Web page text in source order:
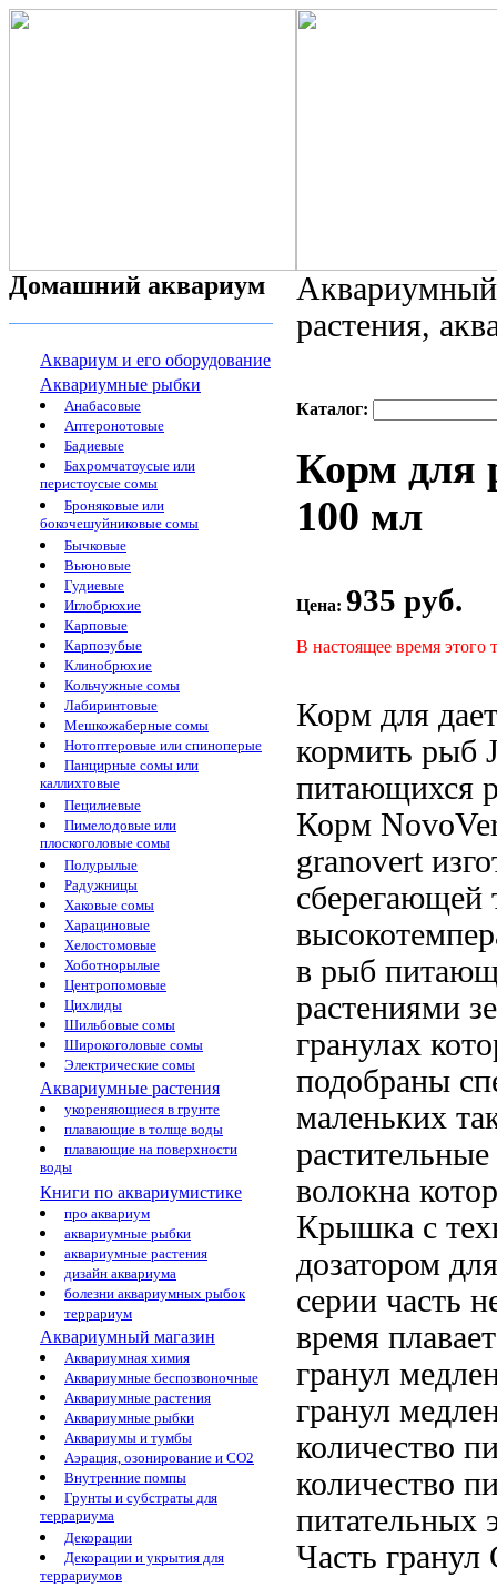
Домашний аквариум
Аквариум и его оборудование
Аквариумные рыбки
Анабасовые
Аптеронотовые
Бадиевые
Бахромчатоусые или
перистоусые сомы
Броняковые или
бокочешуйниковые сомы
Бычковые
Вьюновые
Гудиевые
Иглобрюхие
Карповые
Карпозубые
Клинобрюхие
Кольчужные сомы
Лабиринтовые
Мешкожаберные сомы
Нотоптеровые или спиноперые
Панцирные сомы или
каллихтовые
Пецилиевые
Пимелодовые или
плоскоголовые сомы
Полурылые
Радужницы
Хаковые сомы
Харациновые
Хелостомовые
Хоботнорылые
Центропомовые
Цихлиды
Шильбовые сомы
Широкоголовые сомы
Электрические сомы
Аквариумные растения
укореняющиеся в грунте
плавающие в толще воды
плавающие на поверхности
воды
Книги по аквариумистике
про аквариум
аквариумные рыбки
аквариумные растения
дизайн аквариума
болезни аквариумных рыбок
террариум
Аквариумный магазин
Аквариумная химия
Аквариумные беспозвоночные
Аквариумные растения
Аквариумные рыбки
Аквариумы и тумбы
Аэрация, озонирование и CO2
Внутренние помпы
Грунты и субстраты для
террариума
Декорации
Декорации и укрытия для
террариумов
растения,
Каталог:
Корм для
100 мл
Цена: 935 руб.
В настоящее время этого
Корм для
кормить рыб
питающихся
Корм
granovert
сберегающей
в рыб
растениями
гранулах
подобраны
маленьких
волокна
Крышка с
дозатором
серии часть
время плавает
гранул
гранул
количество
количество
питательных
Часть гранул